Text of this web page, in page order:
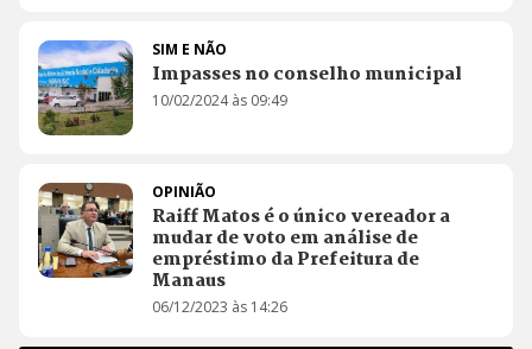
SIM E NÃO
Impasses no conselho municipal
10/02/2024 às 09:49
OPINIÃO
Raiff Matos é o único vereador a
mudar de voto em análise de
empréstimo da Prefeitura de
Manaus
06/12/2023 às 14:26